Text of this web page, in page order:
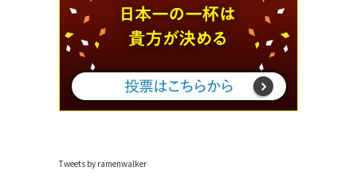
Tweets by ramenwalker